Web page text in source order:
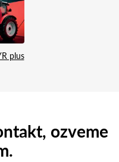
plus
ozveme